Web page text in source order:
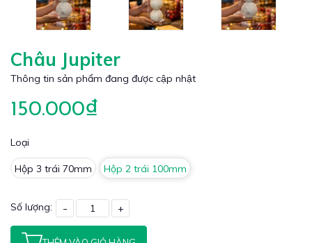
Châu Jupiter
Thông tin sản phẩm đang được cập nhật
150.000₫
Loại
Hộp 3 trái 70mm Hộp 2 trái 100mm
Số lượng: - +